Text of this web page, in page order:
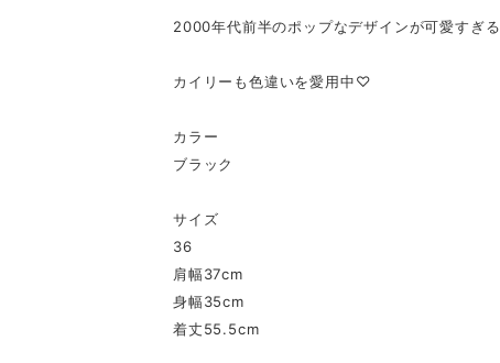
2000年代前半のポップなデザインが可愛すぎる
カイリーも色違いを愛用中♡
カラー
ブラック
サイズ
36
肩幅37cm
身幅35cm
着丈55.5cm